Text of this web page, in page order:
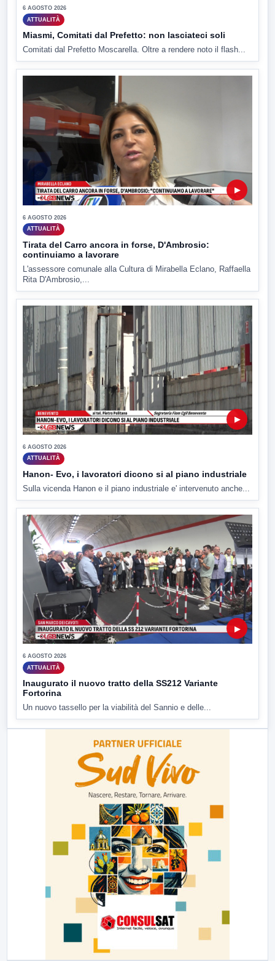
6 AGOSTO 2026
ATTUALITÀ
Miasmi, Comitati dal Prefetto: non lasciateci soli
Comitati dal Prefetto Moscarella. Oltre a rendere noto il flash...
▶
6 AGOSTO 2026
ATTUALITÀ
Tirata del Carro ancora in forse, D'Ambrosio:
continuiamo a lavorare
L'assessore comunale alla Cultura di Mirabella Eclano, Raffaella
Rita D'Ambrosio,...
▶
6 AGOSTO 2026
ATTUALITÀ
Hanon- Evo, i lavoratori dicono si al piano industriale
Sulla vicenda Hanon e il piano industriale e' intervenuto anche...
▶
6 AGOSTO 2026
ATTUALITÀ
Inaugurato il nuovo tratto della SS212 Variante
Fortorina
Un nuovo tassello per la viabilità del Sannio e delle...